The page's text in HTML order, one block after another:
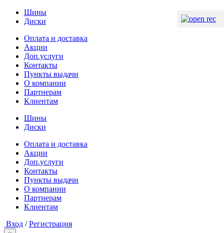
Шины
Диски
Оплата и доставка
Акции
Доп.услуги
Контакты
Пункты выдачи
О компании
Партнерам
Клиентам
Шины
Диски
Оплата и доставка
Акции
Доп.услуги
Контакты
Пункты выдачи
О компании
Партнерам
Клиентам
Вход / Регистрация